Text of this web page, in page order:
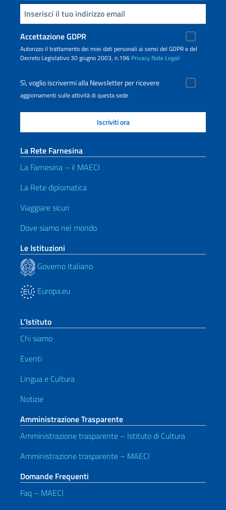
Inserisci la tua email
Accettazione GDPR
Autorizzo il trattamento dei miei dati personali ai sensi del GDPR e del
Decreto Legislativo 30 giugno 2003, n.196 Privacy Note Legali
Sì, voglio iscrivermi alla Newsletter per ricevere
aggiornamenti sulle attività di questa sede
La Rete Farnesina
La Farnesina – il MAECI
La Rete diplomatica
Viaggiare sicuri
Dove siamo nel mondo
Le Istituzioni
Governo Italiano
Europa.eu
L’Istituto
Chi siamo
Eventi
Lingua e Cultura
Notizie
Amministrazione Trasparente
Amministrazione trasparente – Istituto di Cultura
Amministrazione trasparente – MAECI
Domande Frequenti
Faq – MAECI